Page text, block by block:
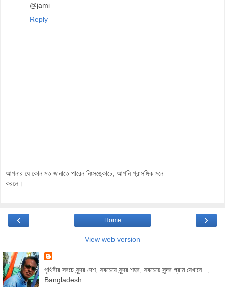
@jami
Reply
আপনার যে কোন মত জানাতে পারেন নিঃসঙ্কোচে, আপনি প্রাসঙ্গিক মনে
করলে।
‹ ›
Home
View web version
পৃথিবীর সবচে সুন্দর দেশ, সবচেয়ে সুন্দর শহর, সবচেয়ে সুন্দর গ্রাম যেখানে...,
Bangladesh